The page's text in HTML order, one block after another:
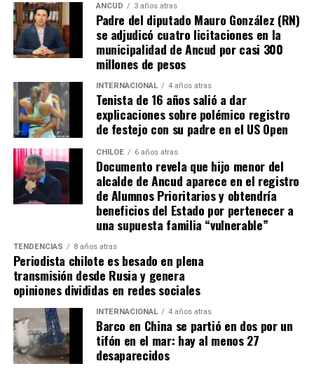
ANCUD 3 años atras
Padre del diputado Mauro González (RN)
se adjudicó cuatro licitaciones en la
municipalidad de Ancud por casi 300
millones de pesos
INTERNACIONAL 4 años atras
Tenista de 16 años salió a dar
explicaciones sobre polémico registro
de festejo con su padre en el US Open
CHILOE 6 años atras
Documento revela que hijo menor del
alcalde de Ancud aparece en el registro
de Alumnos Prioritarios y obtendría
beneficios del Estado por pertenecer a
una supuesta familia “vulnerable”
TENDENCIAS 8 años atras
Periodista chilote es besado en plena
transmisión desde Rusia y genera
opiniones divididas en redes sociales
INTERNACIONAL 4 años atras
Barco en China se partió en dos por un
tifón en el mar: hay al menos 27
desaparecidos